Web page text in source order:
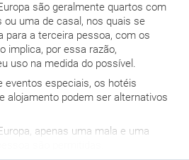
são geralmente quartos com
ou uma de casal, nos quais se
para a terceira pessoa, com os
implica, por essa razão,
uso na medida do possível.
eventos especiais, os hotéis
alojamento podem ser alternativos
apenas uma mala e uma